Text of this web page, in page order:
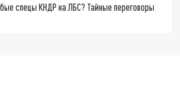
спецы КНДР на ЛБС? Тайные переговоры